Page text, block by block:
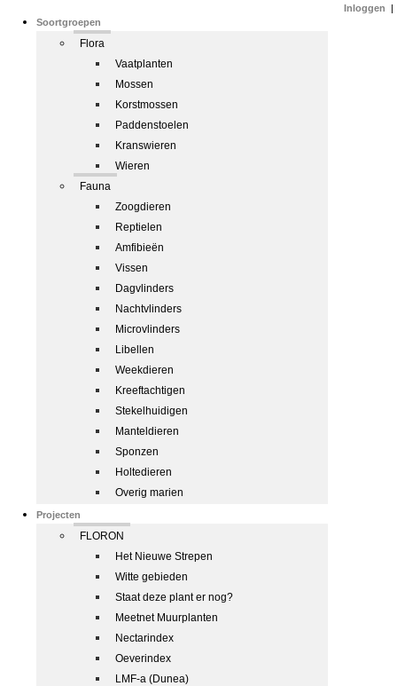
Soortgroepen
Flora
Vaatplanten
Mossen
Korstmossen
Paddenstoelen
Kranswieren
Wieren
Fauna
Zoogdieren
Reptielen
Amfibieën
Vissen
Dagvlinders
Nachtvlinders
Microvlinders
Libellen
Weekdieren
Kreeftachtigen
Stekelhuidigen
Manteldieren
Sponzen
Holtedieren
Overig marien
Projecten
FLORON
Het Nieuwe Strepen
Witte gebieden
Staat deze plant er nog?
Meetnet Muurplanten
Nectarindex
Oeverindex
LMF-a (Dunea)
Inloggen |